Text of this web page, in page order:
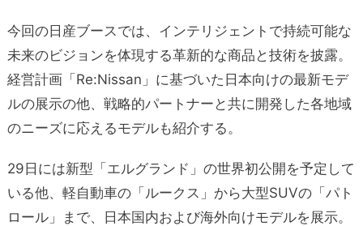
今回の日産ブースでは、インテリジェントで持続可能な
未来のビジョンを体現する革新的な商品と技術を披露。
経営計画「Re:Nissan」に基づいた日本向けの最新モデ
ルの展示の他、戦略的パートナーと共に開発した各地域
のニーズに応えるモデルも紹介する。
29日には新型「エルグランド」の世界初公開を予定して
いる他、軽自動車の「ルークス」から大型SUVの「パト
ロール」まで、日本国内および海外向けモデルを展示。